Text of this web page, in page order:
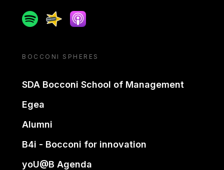
SpotifySpreakerApple podcast
BOCCONI SPHERES
SDA Bocconi School of Management
Egea
Alumni
B4i - Bocconi for innovation
yoU@B Agenda